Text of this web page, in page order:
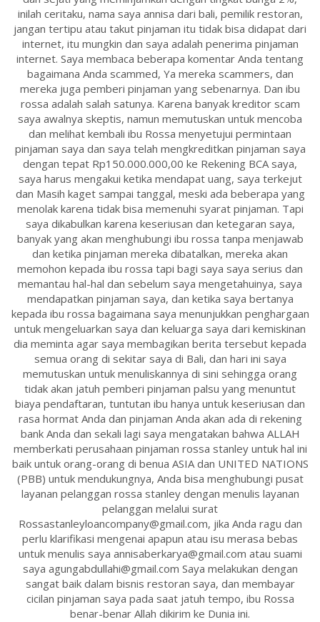
inilah ceritaku, nama saya annisa dari bali, pemilik restoran,
jangan tertipu atau takut pinjaman itu tidak bisa didapat dari
internet, itu mungkin dan saya adalah penerima pinjaman
internet. Saya membaca beberapa komentar Anda tentang
bagaimana Anda scammed, Ya mereka scammers, dan
mereka juga pemberi pinjaman yang sebenarnya. Dan ibu
rossa adalah salah satunya. Karena banyak kreditor scam
saya awalnya skeptis, namun memutuskan untuk mencoba
dan melihat kembali ibu Rossa menyetujui permintaan
pinjaman saya dan saya telah mengkreditkan pinjaman saya
dengan tepat Rp150.000.000,00 ke Rekening BCA saya,
saya harus mengakui ketika mendapat uang, saya terkejut
dan Masih kaget sampai tanggal, meski ada beberapa yang
menolak karena tidak bisa memenuhi syarat pinjaman. Tapi
saya dikabulkan karena keseriusan dan ketegaran saya,
banyak yang akan menghubungi ibu rossa tanpa menjawab
dan ketika pinjaman mereka dibatalkan, mereka akan
memohon kepada ibu rossa tapi bagi saya saya serius dan
memantau hal-hal dan sebelum saya mengetahuinya, saya
mendapatkan pinjaman saya, dan ketika saya bertanya
kepada ibu rossa bagaimana saya menunjukkan penghargaan
untuk mengeluarkan saya dan keluarga saya dari kemiskinan
dia meminta agar saya membagikan berita tersebut kepada
semua orang di sekitar saya di Bali, dan hari ini saya
memutuskan untuk menuliskannya di sini sehingga orang
tidak akan jatuh pemberi pinjaman palsu yang menuntut
biaya pendaftaran, tuntutan ibu hanya untuk keseriusan dan
rasa hormat Anda dan pinjaman Anda akan ada di rekening
bank Anda dan sekali lagi saya mengatakan bahwa ALLAH
memberkati perusahaan pinjaman rossa stanley untuk hal ini
baik untuk orang-orang di benua ASIA dan UNITED NATIONS
(PBB) untuk mendukungnya, Anda bisa menghubungi pusat
layanan pelanggan rossa stanley dengan menulis layanan
pelanggan melalui surat
Rossastanleyloancompany@gmail.com, jika Anda ragu dan
perlu klarifikasi mengenai apapun atau isu merasa bebas
untuk menulis saya annisaberkarya@gmail.com atau suami
saya agungabdullahi@gmail.com Saya melakukan dengan
sangat baik dalam bisnis restoran saya, dan membayar
cicilan pinjaman saya pada saat jatuh tempo, ibu Rossa
benar-benar Allah dikirim ke Dunia ini.